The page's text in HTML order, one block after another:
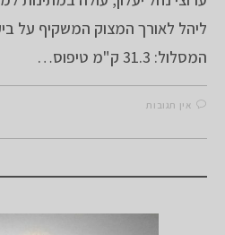
ליהל לאורך המצוק המשקיף על
המסלול: 31.3 ק"מ טיפוס…
אין תגובות